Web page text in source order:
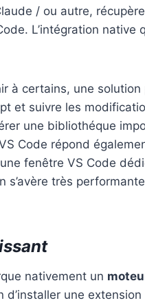
/ ou autre,
L’intégration native
à certains, une solution
et suivre les
une bibliothéque
Code répond
fenêtre VS Code
très
nativement un
une